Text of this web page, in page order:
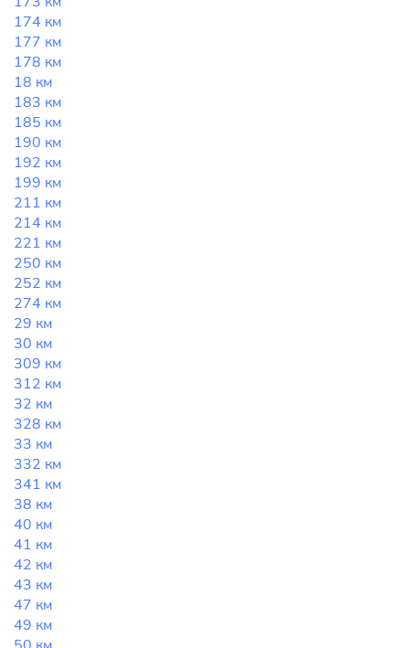
174 км
177 км
178 км
18 км
183 км
185 км
190 км
192 км
199 км
211 км
214 км
221 км
250 км
252 км
274 км
29 км
30 км
309 км
312 км
32 км
328 км
33 км
332 км
341 км
38 км
40 км
41 км
42 км
43 км
47 км
49 км